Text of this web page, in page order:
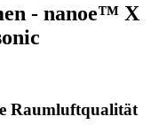
- nanoe™ X
Raumluftqualität